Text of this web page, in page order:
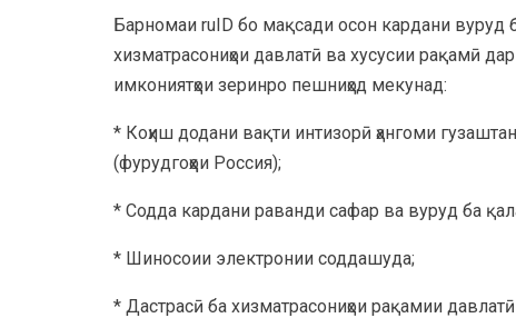
Барномаи ruID бо мақсади осон кардани вуруд
хизматрасониҳои давлатӣ ва хусусии рақамӣ
имкониятҳои зеринро пешниҳод мекунад:
* Коҳиш додани вақти интизорӣ ҳангоми
(фурудгоҳҳои Россия);
* Содда кардани раванди сафар ва вуруд ба
* Шиносоии электронии соддашуда;
* Дастрасӣ ба хизматрасониҳои рақамии